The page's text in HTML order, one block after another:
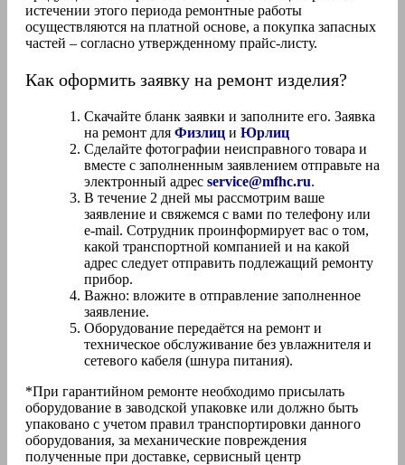
истечении этого периода ремонтные работы
осуществляются на платной основе, а покупка запасных
частей – согласно утвержденному прайс-листу.
Как оформить заявку на ремонт изделия?
Скачайте бланк заявки и заполните его. Заявка
на ремонт для Физлиц и Юрлиц
Сделайте фотографии неисправного товара и
вместе с заполненным заявлением отправьте на
электронный адрес service@mfhc.ru.
В течение 2 дней мы рассмотрим ваше
заявление и свяжемся с вами по телефону или
e-mail. Сотрудник проинформирует вас о том,
какой транспортной компанией и на какой
адрес следует отправить подлежащий ремонту
прибор.
Важно: вложите в отправление заполненное
заявление.
Оборудование передаётся на ремонт и
техническое обслуживание без увлажнителя и
сетевого кабеля (шнура питания).
*При гарантийном ремонте необходимо присылать
оборудование в заводской упаковке или должно быть
упаковано с учетом правил транспортировки данного
оборудования, за механические повреждения
полученные при доставке, сервисный центр